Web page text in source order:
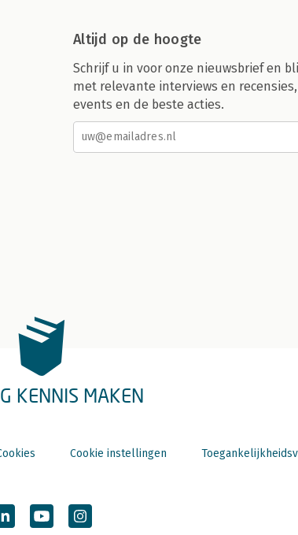
Altijd op de hoogte
Schrijf u in voor onze nieuwsbrief en
met relevante interviews en
events en de beste acties.
KENNIS MAKEN
Cookie instellingen